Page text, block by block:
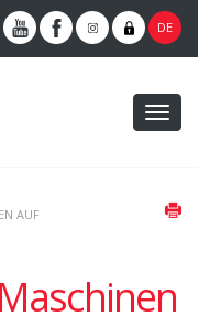
DE
AUF